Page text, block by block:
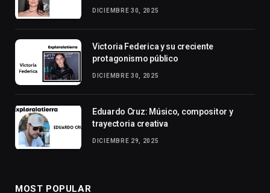
DICIEMBRE 30, 2025
Victoria Federica y su creciente
protagonismo público
DICIEMBRE 30, 2025
Eduardo Cruz: Músico, compositor y
trayectoria creativa
DICIEMBRE 29, 2025
MOST POPULAR